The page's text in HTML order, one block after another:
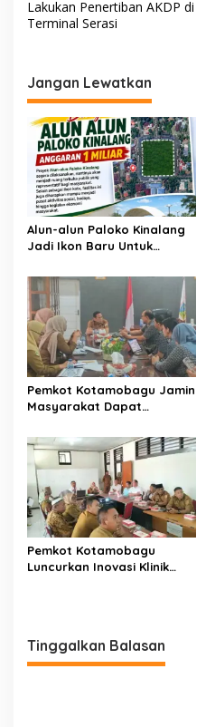
v
g
a
s
p
o
s
Lakukan Penertiban AKDP di
Terminal Serasi
Jangan Lewatkan
Alun-alun Paloko Kinalang
Jadi Ikon Baru Untuk
Kotamobagu
Pemkot Kotamobagu Jamin
Masyarakat Dapat
Pemkot Kotamobagu
Luncurkan Inovasi Klinik
Tinggalkan Balasan